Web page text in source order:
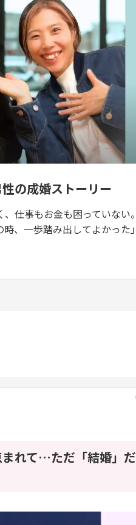
の成婚ストーリー
仕事もお金も困っていない
、一歩踏み出してよかった
れて…ただ「結婚」